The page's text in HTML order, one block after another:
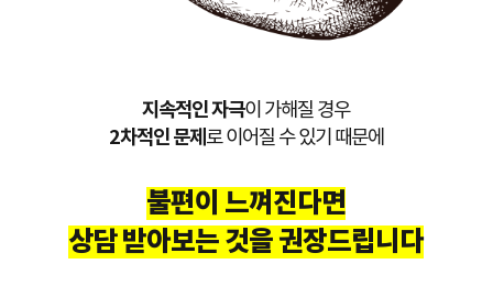
지속적인 자극이 가해질 경우
2차적인 문제 로 이어질 수 있기 때문에
불편이 느껴진다면
상담 받아보는 것을 권장드립니다